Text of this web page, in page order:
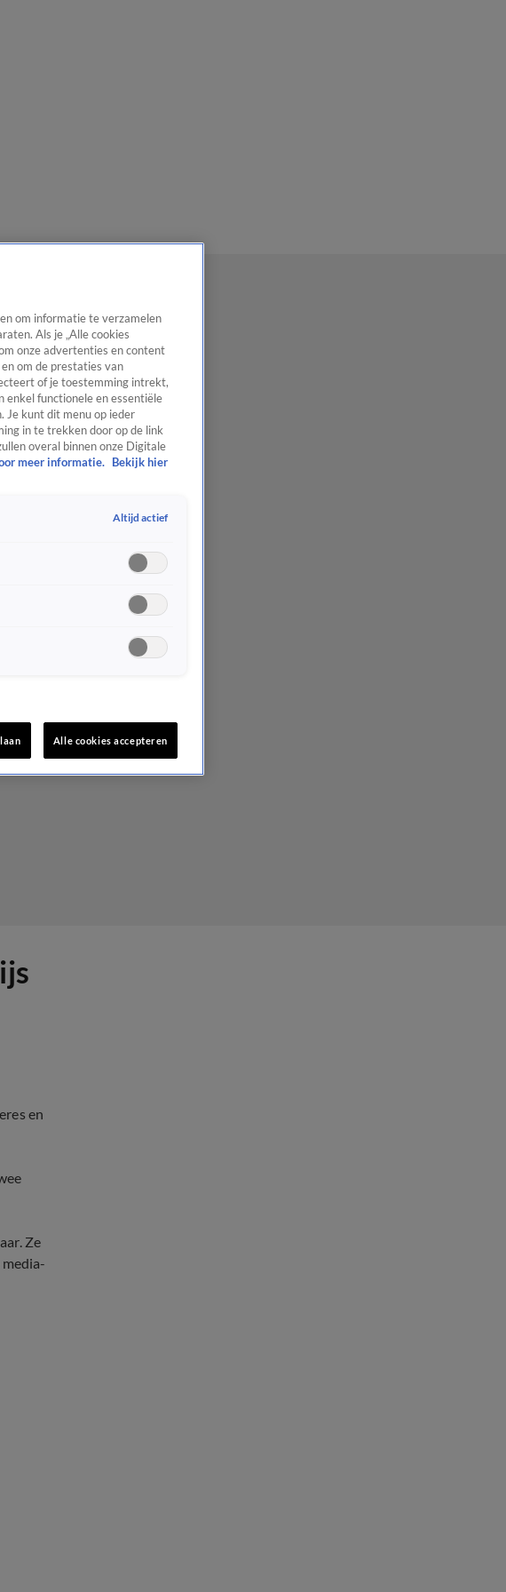
en
Ze
om informatie te verzamelen
Als je „Alle cookies
onze advertenties en content
om de prestaties van
of je toestemming intrekt,
enkel functionele en essentiële
Je kunt dit menu op ieder
in te trekken door op de link
overal binnen onze Digitale
meer informatie.
Bekijk hier
Altijd actief
Alle cookies accepteren